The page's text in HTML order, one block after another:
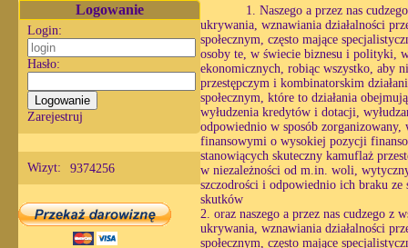
Logowanie
Login:
Hasło:
Zarejestruj
Wizyt: 9374256
1. Naszego a przez nas
ukrywania, wznawiania działalności
społecznym, często mające
osoby te, w świecie biznesu i polityki,
ekonomicznych, robiąc wszystko, aby
przestępczym i kombinatorskim
społecznym, które to działania
wyłudzenia kredytów i dotacji,
odpowiednio w sposób
finansowymi o wysokiej pozycji
stanowiących skuteczny kamuflaż
w niezależności od m.in. woli,
szczodrości i odpowiednio ich braku ze
skutków
2. oraz naszego a przez nas cudzego
ukrywania, wznawiania działalności
społecznym, często mające